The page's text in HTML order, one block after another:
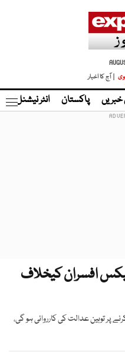
وی | آج کا اخبار
پاکستان انٹر نیشنل
افسران کیخلاف
توہین عدالت کی کارروائی ہو گی،